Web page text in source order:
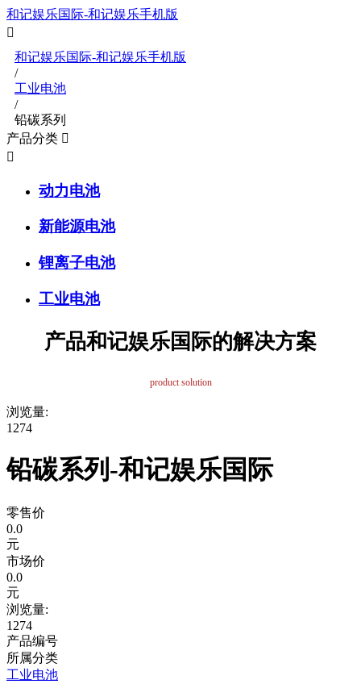
和记娱乐国际-和记娱乐手机版

和记娱乐国际-和记娱乐手机版
/
工业电池
/
铅碳系列
产品分类 

动力电池
新能源电池
锂离子电池
工业电池
产品和记娱乐国际的解决方案
product solution
浏览量:
1274
铅碳系列-和记娱乐国际
零售价
0.0
元
市场价
0.0
元
浏览量:
1274
产品编号
所属分类
工业电池